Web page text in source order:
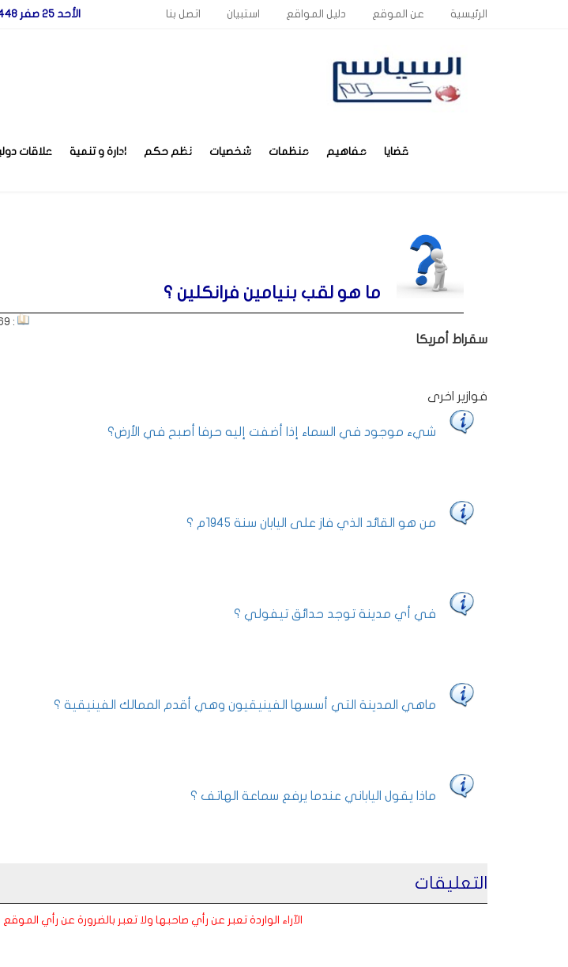
الرئيسية عن الموقع دليل المواقع استبيان اتصل بنا الأحد 25 صفر 1448 الموافق لـ 9 أغسطس 2026
قضايا مفاهيم منظمات شخصيات نظم حكم ادارة و تنمية علاقات
ما هو لقب بنيامين فرانكلين ؟
: 4669
سقراط أمريكا
فوازير اخرى
شيء موجود في السماء إذا أضفت إليه حرفا أصبح في الأرض؟
من هو القائد الذي فاز على اليابان سنة 1945م ؟
في أي مدينة توجد حدائق تيفولي ؟
ماهي المدينة التي أسسها الفينيقيون وهي أقدم الممالك الفينيقية ؟
ماذا يقول الياباني عندما يرفع سماعة الهاتف ؟
التعليقات
الآراء الواردة تعبر عن رأي صاحبها ولا تعبر بالضرورة عن رأي الموقع